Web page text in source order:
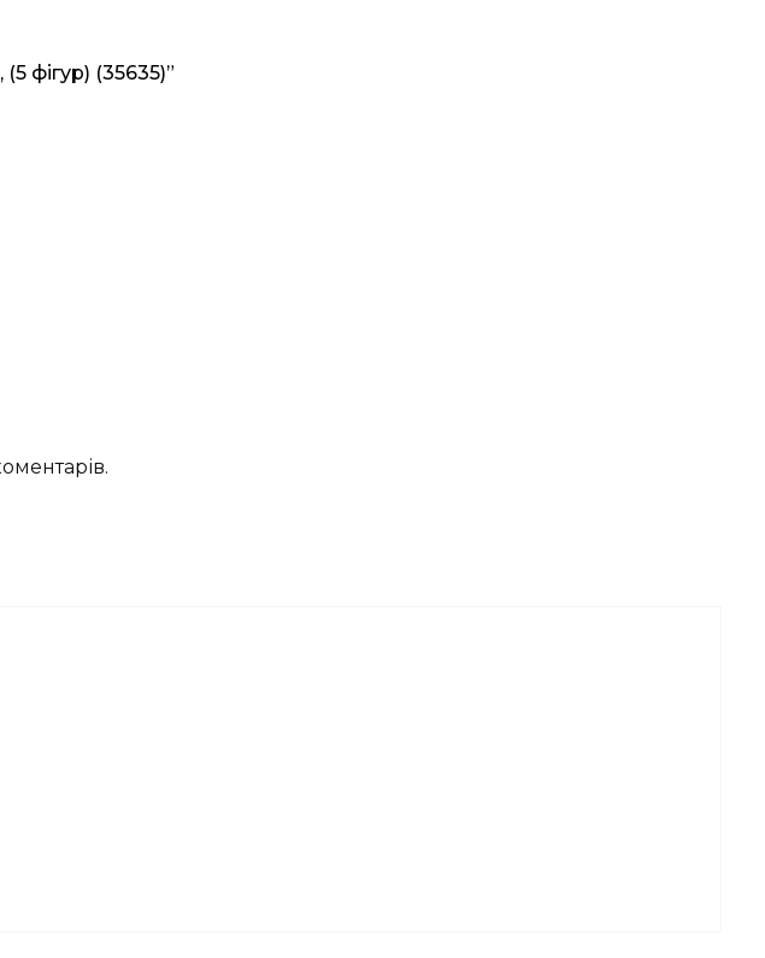
фігур) (35635)”